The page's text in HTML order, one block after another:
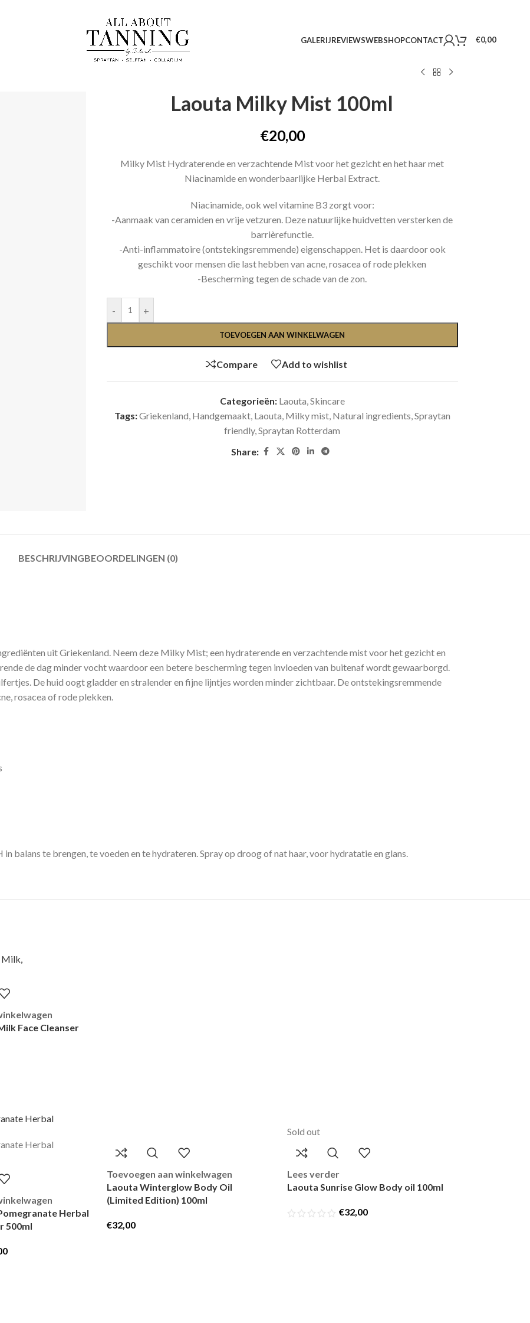
GALERIJREVIEWSWEBSHOPCONTACT €0,00
Laouta Milky Mist 100ml
€20,00
Milky Mist Hydraterende en verzachtende Mist voor het gezicht en het haar met
Niacinamide en wonderbaarlijke Herbal Extract.
Niacinamide, ook wel vitamine B3 zorgt voor:
-Aanmaak van ceramiden en vrije vetzuren. Deze natuurlijke huidvetten versterken de
barrièrefunctie.
-Anti-inflammatoire (ontstekingsremmende) eigenschappen. Het is daardoor ook
geschikt voor mensen die last hebben van acne, rosacea of rode plekken
-Bescherming tegen de schade van de zon.
- +
TOEVOEGEN AAN WINKELWAGEN
Compare Add to wishlist
Categorieën: Laouta,Skincare
Tags:Griekenland, Handgemaakt, Laouta, Milky mist, Natural ingredients,Spraytan
friendly,Spraytan Rotterdam
Share:
BESCHRIJVINGBEOORDELINGEN (0)
uit Griekenland. Neem deze Milky Mist; een hydraterende en verzachtende mist voor het gezicht en
de dag minder vocht waardoor een betere bescherming tegen invloeden van buitenaf wordt gewaarborgd.
De huid oogt gladder en stralender en fijne lijntjes worden minder zichtbaar. De ontstekingsremmende
rosacea of rode plekken.
balans te brengen, te voeden en te hydrateren. Spray op droog of nat haar, voor hydratatie en glans.
Face Cleanser
Herbal
500ml
Toevoegen aan winkelwagen
Laouta Winterglow Body Oil
(Limited Edition) 100ml
€32,00
Sold out
Lees verder
Laouta Sunrise Glow Body oil 100ml
€32,00